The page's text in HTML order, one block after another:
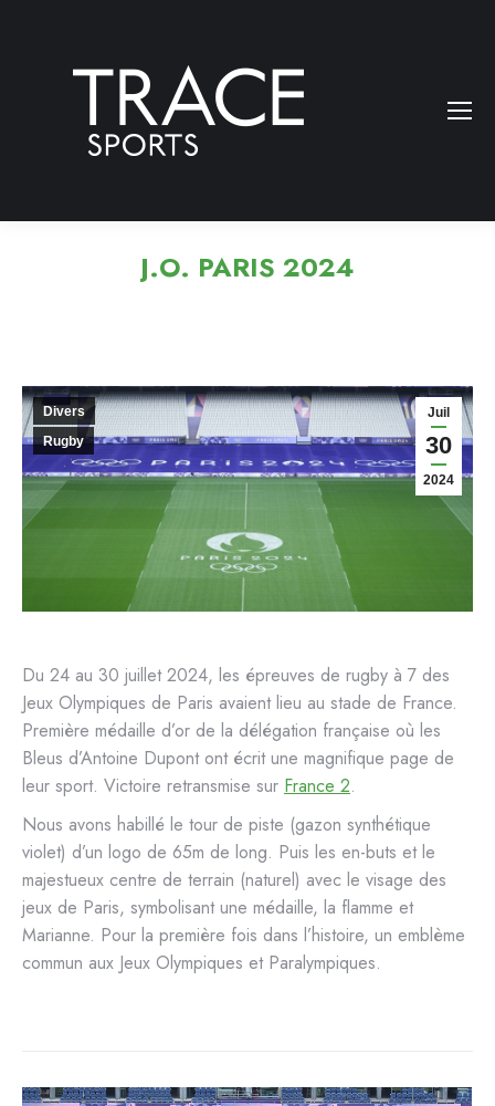
J.O. PARIS 2024
Juil
30
2024
Divers
Rugby
Du 24 au 30 juillet 2024, les épreuves de rugby à 7 des
Jeux Olympiques de Paris avaient lieu au stade de France.
Première médaille d’or de la délégation française où les
Bleus d’Antoine Dupont ont écrit une magnifique page de
leur sport. Victoire retransmise sur France 2.
Nous avons habillé le tour de piste (gazon synthétique
violet) d’un logo de 65m de long. Puis les en-buts et le
majestueux centre de terrain (naturel) avec le visage des
jeux de Paris, symbolisant une médaille, la flamme et
Marianne. Pour la première fois dans l’histoire, un emblème
commun aux Jeux Olympiques et Paralympiques.